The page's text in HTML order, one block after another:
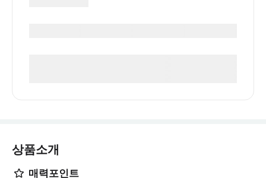
상품소개
매력포인트